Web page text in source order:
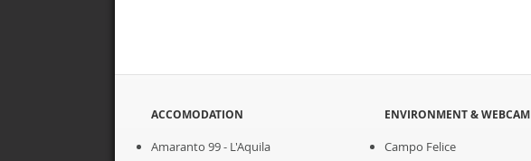
ACCOMODATION
Amaranto 99 - L'Aquila
ENVIRONMENT & WEBCAM
Campo Felice